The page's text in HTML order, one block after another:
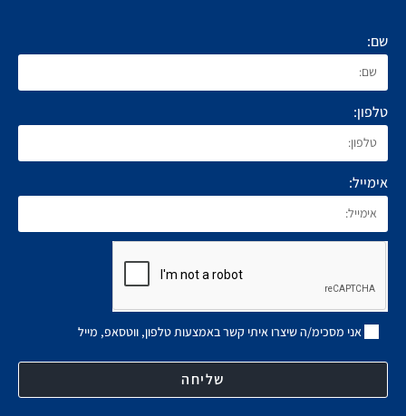
שם:
טלפון:
אימייל:
אני מסכימ/ה שיצרו איתי קשר באמצעות טלפון, ווטסאפ, מייל
שליחה